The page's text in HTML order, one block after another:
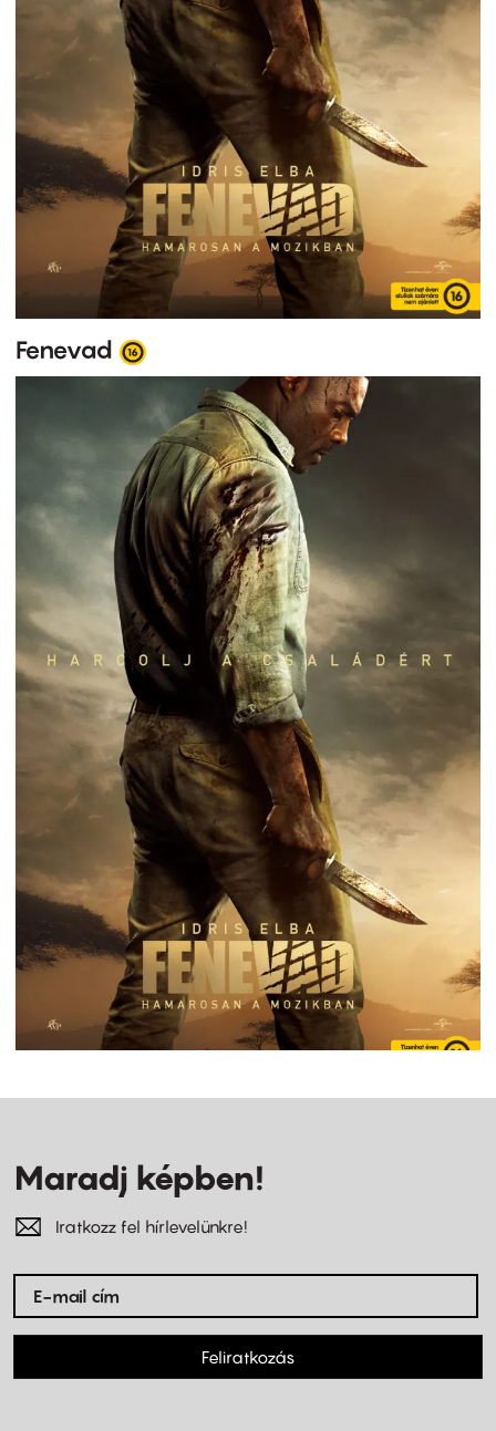
Fenevad
Maradj képben!
Iratkozz fel hírlevelünkre!
Feliratkozás